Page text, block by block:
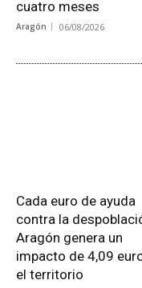
cuatro meses
Aragón 06/08/2026
Cada euro de ayuda
contra la
Aragón genera un
impacto de 4,09
el territorio